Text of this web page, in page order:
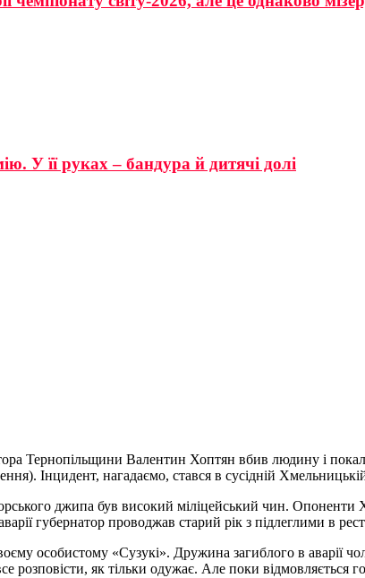
У її руках – бандура й дитячі долі
Тернопільщини Валентин Хоптян вбив людину і
Інцидент, нагадаємо, стався в сусідній
джипа був високий міліцейський чин.
губернатор проводжав старий рік з підлеглими в
особистому «Сузукі». Дружина загиблого в аварії
розповісти, як тільки одужає. Але поки відмовляється